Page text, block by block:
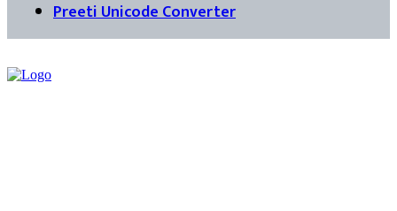
Preeti Unicode Converter